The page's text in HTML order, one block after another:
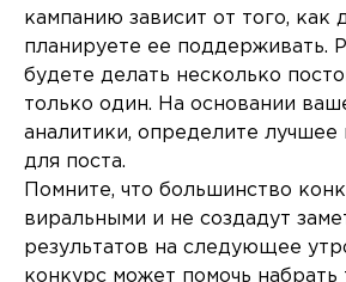
кампанию зависит от того, как
планируете ее поддерживать.
будете делать несколько
только один. На основании
аналитики, определите лучшее
для поста.
Помните, что большинство
виральными и не создадут
результатов на следующее
конкурс может помочь набрать